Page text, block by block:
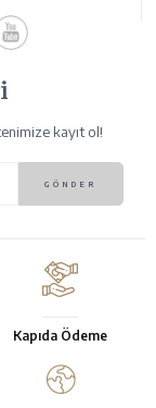
kayıt ol!
Kapıda Ödeme